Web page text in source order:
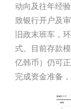
动向及往年经
致银行开户及
旧政末班车，
式。目前存款
亿韩币）仍可
完成资金准备